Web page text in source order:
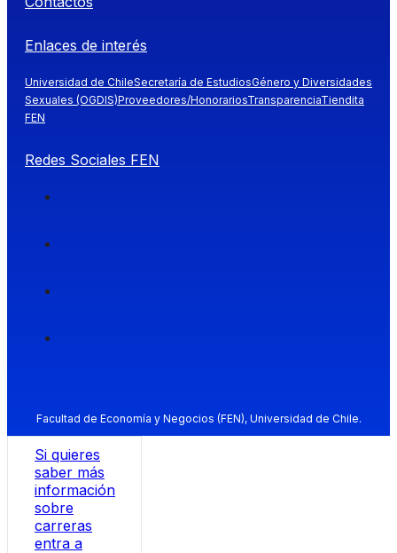
Enlaces de interés
Universidad de ChileSecretaría de EstudiosGénero y Diversidades
Sexuales (OGDIS)Proveedores/HonorariosTransparenciaTiendita
FEN
Redes Sociales FEN
Facultad de Economía y Negocios (FEN), Universidad de Chile.
Si quieres
saber más
información
sobre
carreras
entra a